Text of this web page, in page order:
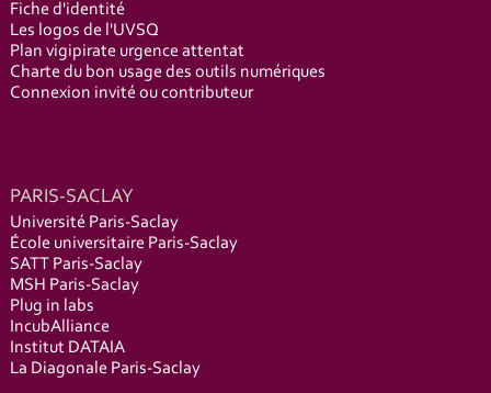
Fiche d'identité
Les logos de l'UVSQ
Plan vigipirate urgence attentat
Charte du bon usage des outils numériques
Connexion invité ou contributeur
PARIS-SACLAY
Université Paris-Saclay
École universitaire Paris-Saclay
SATT Paris-Saclay
MSH Paris-Saclay
Plug in labs
IncubAlliance
Institut DATAIA
La Diagonale Paris-Saclay